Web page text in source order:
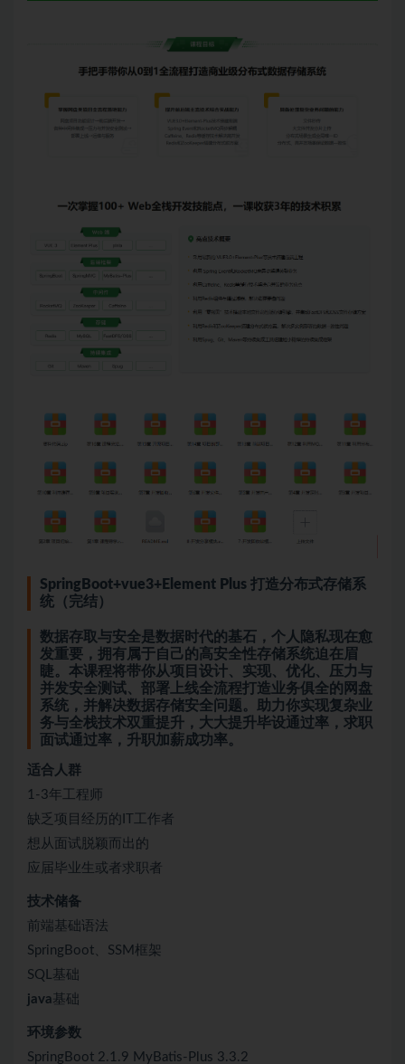
SpringBoot+vue3+Element Plus 打造分布式存储系
统（完结）
数据存取与安全是数据时代的基石，个人隐私现在愈
发重要，拥有属于自己的高安全性存储系统迫在眉
睫。本课程将带你从项目设计、实现、优化、压力与
并发安全测试、部署上线全流程打造业务俱全的网盘
系统，并解决数据存储安全问题。助力你实现复杂业
务与全栈技术双重提升，大大提升毕设通过率，求职
面试通过率，升职加薪成功率。
适合人群
1-3年工程师
缺乏项目经历的IT工作者
想从面试脱颖而出的
应届毕业生或者求职者
技术储备
前端基础语法
SpringBoot、SSM框架
SQL基础
java基础
环境参数
SpringBoot 2.1.9 MyBatis-Plus 3.3.2